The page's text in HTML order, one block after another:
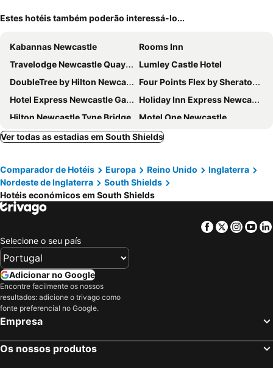
Estes hotéis também poderão interessá-lo...
Kabannas Newcastle
Rooms Inn
Travelodge Newcastle Quayside
Lumley Castle Hotel
DoubleTree by Hilton Newcastle International Airport
Four Points Flex by Sheraton Newcastle
Hotel Express Newcastle Gateshead
Holiday Inn Express Newcastle City Centre By Ihg
Hilton Newcastle Tyne Bridge
Motel One Newcastle
Maldron Hotel Newcastle
County Hotel Newcastle
Royal Station Hotel
Hampton by Hilton Newcastle
The Sea Hotel
Grey Street Hotel
INNSiDE by Meliá Newcastle
Holiday Inn Newcastle - Jesmond By Ihg
Travelodge Newcastle Central
Durham House Hotel
Premier Inn Newcastle City Centre (The Gate) hotel
Premier Inn Newcastle Airport
Hilton Garden Inn Sunderland
Crowne Plaza Newcastle - Stephenson Quarter By Ihg
Holiday Inn Express Newcastle Gateshead By Ihg
Ver todas as estadias em South Shields
Comparador de Hotéis Europa Reino Unido
Inglaterra
Nordeste de Inglaterra
South Shields
Hotéis económicos em South Shields
Facebook
Twitter
Selecione o seu país
Adicionar no Google
Encontre facilmente os nossos
resultados: adicione o trivago como
fonte preferencial no Google.
Empresa
Os nossos produtos